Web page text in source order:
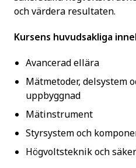
och värdera resultaten.
Kursens huvudsakliga
Avancerad ellära
Mätmetoder, delsystem
uppbyggnad
Mätinstrument
Styrsystem och
Högvoltsteknik och